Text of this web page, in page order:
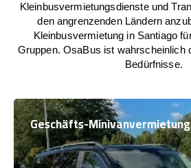
Kleinbusvermietungsdienste und
den angrenzenden Ländern
Kleinbusvermietung in Santiago
Gruppen. OsaBus ist wahrscheinlich
Bedürfnisse.
Geschäfts-